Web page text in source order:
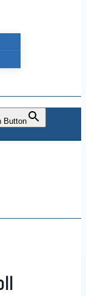
Button